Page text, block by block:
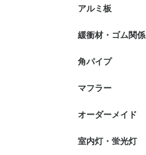
アルミ板
緩衝材・ゴム関係
角パイプ
マフラー
オーダーメイド
室内灯・蛍光灯